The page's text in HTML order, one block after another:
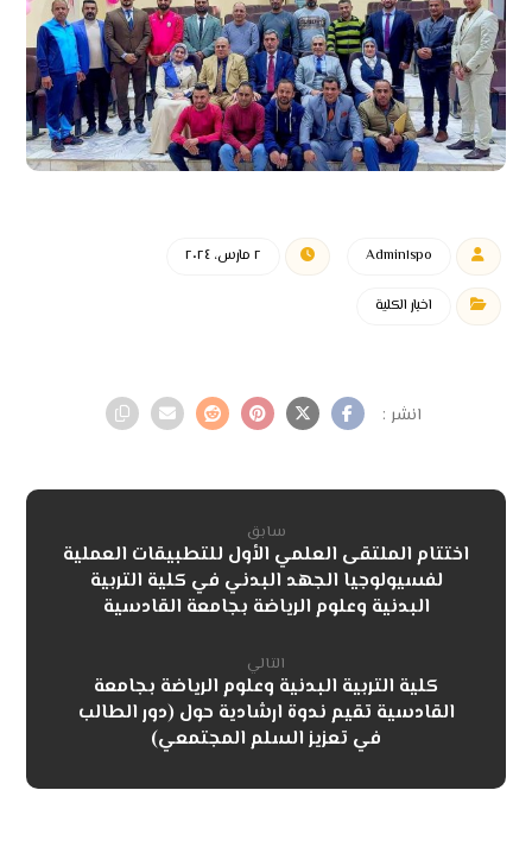
Admin١spo ٢ مارس، ٢٠٢٤
اخبار الكلية
سابق
اختتام الملتقى العلمي الأول للتطبيقات العملية
لفسيولوجيا الجهد البدني في كلية التربية
البدنية وعلوم الرياضة بجامعة القادسية
التالي
كلية التربية البدنية وعلوم الرياضة بجامعة
القادسية تقيم ندوة ارشادية حول (دور الطالب
في تعزيز السلم المجتمعي)